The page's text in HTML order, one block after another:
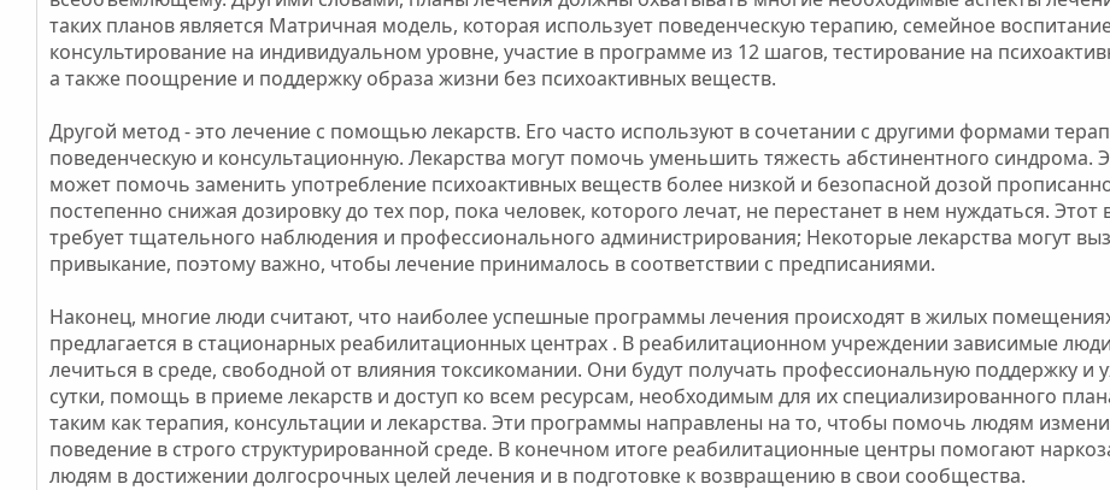
таких планов является Матричная модель, которая использует поведенческую терапию, семейное
консультирование на индивидуальном уровне, участие в программе из 12 шагов, тестирование на
а также поощрение и поддержку образа жизни без психоактивных веществ.
Другой метод - это лечение с помощью лекарств. Его часто используют в сочетании с другими формами
поведенческую и консультационную. Лекарства могут помочь уменьшить тяжесть абстинентного синдрома.
может помочь заменить употребление психоактивных веществ более низкой и безопасной дозой
постепенно снижая дозировку до тех пор, пока человек, которого лечат, не перестанет в нем нуждаться. Этот
требует тщательного наблюдения и профессионального администрирования; Некоторые лекарства могут
привыкание, поэтому важно, чтобы лечение принималось в соответствии с предписаниями.
Наконец, многие люди считают, что наиболее успешные программы лечения происходят в жилых
предлагается в стационарных реабилитационных центрах . В реабилитационном учреждении зависимые
лечиться в среде, свободной от влияния токсикомании. Они будут получать профессиональную поддержку и
сутки, помощь в приеме лекарств и доступ ко всем ресурсам, необходимым для их специализированного
таким как терапия, консультации и лекарства. Эти программы направлены на то, чтобы помочь людям
поведение в строго структурированной среде. В конечном итоге реабилитационные центры помогают
людям в достижении долгосрочных целей лечения и в подготовке к возвращению в свои сообщества.